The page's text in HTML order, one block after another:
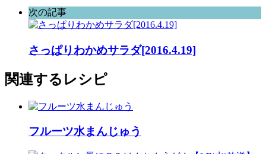
次の記事
さっぱりわかめサラダ[2016.4.19]
関連するレシピ
フルーツ水まんじゅう